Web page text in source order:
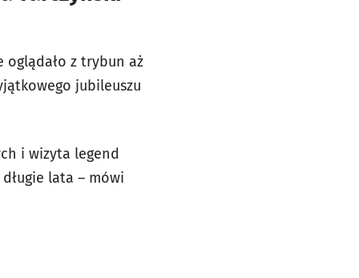
oglądało z trybun aż
jubileuszu
i wizyta legend
lata – mówi